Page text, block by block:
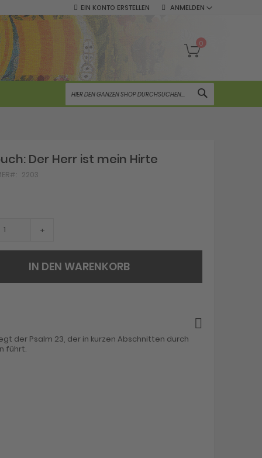
ANMELDEN
EIN KONTO ERSTELLEN
Mein
0
SUCHE
Der Herr ist mein Hirte
2203
+
IN DEN WARENKORB
der Psalm 23, der in kurzen Abschnitten durch
führt.